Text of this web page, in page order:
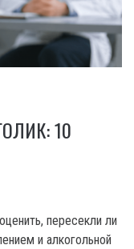
10
пересекли ли
и алкогольной